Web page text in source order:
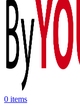
0 items